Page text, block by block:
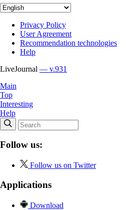
Privacy Policy
User Agreement
Recommendation technologies
Help
LiveJournal — v.931
Main
Top
Interesting
Help
Follow us:
Follow us on Twitter
Applications
Download